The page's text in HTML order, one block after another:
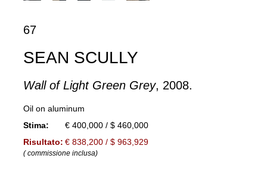
67
SEAN SCULLY
Wall of Light Green Grey, 2008.
Oil on aluminum
Stima:
€ 400,000 / $ 460,000
Risultato: € 838,200 / $ 963,929
( commissione inclusa)